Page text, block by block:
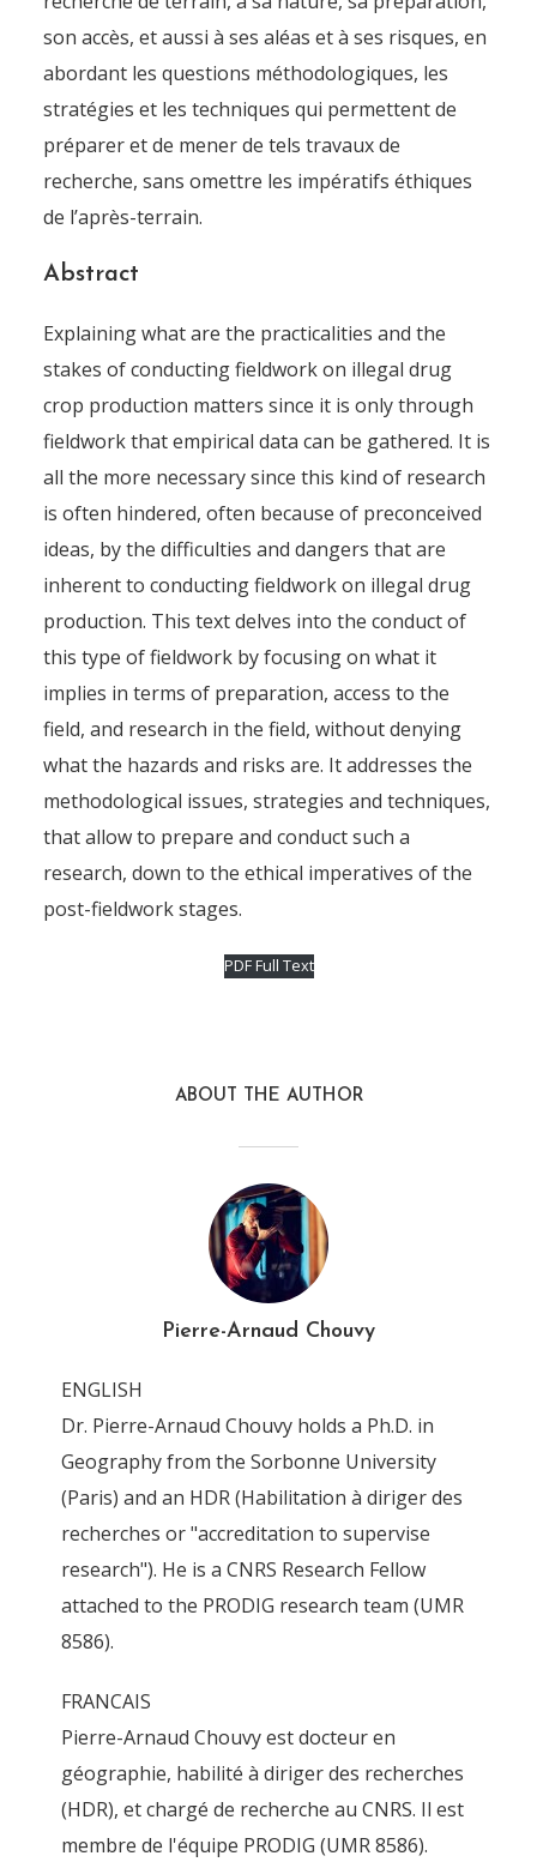
De la recherche de terrain
sur la production agricole
illégale de drogue
ByPierre-Arnaud Chouvy 11 November 2018
son accès, et aussi à ses aléas et à ses risques, en
abordant les questions méthodologiques, les
stratégies et les techniques qui permettent de
préparer et de mener de tels travaux de
recherche, sans omettre les impératifs éthiques
de l’après-terrain.
Abstract
Explaining what are the practicalities and the
stakes of conducting fieldwork on illegal drug
crop production matters since it is only through
fieldwork that empirical data can be gathered. It is
all the more necessary since this kind of research
is often hindered, often because of preconceived
ideas, by the difficulties and dangers that are
inherent to conducting fieldwork on illegal drug
production. This text delves into the conduct of
this type of fieldwork by focusing on what it
implies in terms of preparation, access to the
field, and research in the field, without denying
what the hazards and risks are. It addresses the
methodological issues, strategies and techniques,
that allow to prepare and conduct such a
research, down to the ethical imperatives of the
post-fieldwork stages.
PDF Full Text
ABOUT THE AUTHOR
Pierre-Arnaud Chouvy
ENGLISH
Dr. Pierre-Arnaud Chouvy holds a Ph.D. in
Geography from the Sorbonne University
(Paris) and an HDR (Habilitation à diriger des
recherches or "accreditation to supervise
research"). He is a CNRS Research Fellow
attached to the PRODIG research team (UMR
8586).
FRANCAIS
Pierre-Arnaud Chouvy est docteur en
géographie, habilité à diriger des recherches
(HDR), et chargé de recherche au CNRS. Il est
membre de l'équipe PRODIG (UMR 8586).